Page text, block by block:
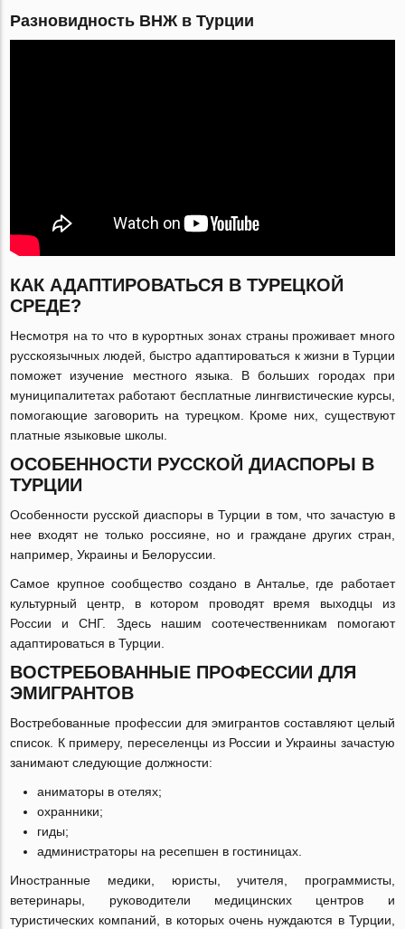
Разновидность ВНЖ в Турции
КАК АДАПТИРОВАТЬСЯ В ТУРЕЦКОЙ
СРЕДЕ?
Несмотря на то что в курортных зонах страны проживает много
русскоязычных людей, быстро адаптироваться к жизни в Турции
поможет изучение местного языка. В больших городах при
муниципалитетах работают бесплатные лингвистические курсы,
помогающие заговорить на турецком. Кроме них, существуют
платные языковые школы.
ОСОБЕННОСТИ РУССКОЙ ДИАСПОРЫ В
ТУРЦИИ
Особенности русской диаспоры в Турции в том, что зачастую в
нее входят не только россияне, но и граждане других стран,
например, Украины и Белоруссии.
Самое крупное сообщество создано в Анталье, где работает
культурный центр, в котором проводят время выходцы из
России и СНГ. Здесь нашим соотечественникам помогают
адаптироваться в Турции.
ВОСТРЕБОВАННЫЕ ПРОФЕССИИ ДЛЯ
ЭМИГРАНТОВ
Востребованные профессии для эмигрантов составляют целый
список. К примеру, переселенцы из России и Украины зачастую
занимают следующие должности:
аниматоры в отелях;
охранники;
гиды;
администраторы на ресепшен в гостиницах.
Иностранные медики, юристы, учителя, программисты,
ветеринары, руководители медицинских центров и
туристических компаний, в которых очень нуждаются в Турции,